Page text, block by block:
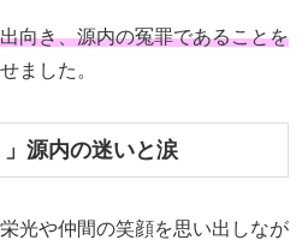
向き、源内の冤罪であることを
ました。
源内の迷いと涙
光や仲間の笑顔を思い出しなが